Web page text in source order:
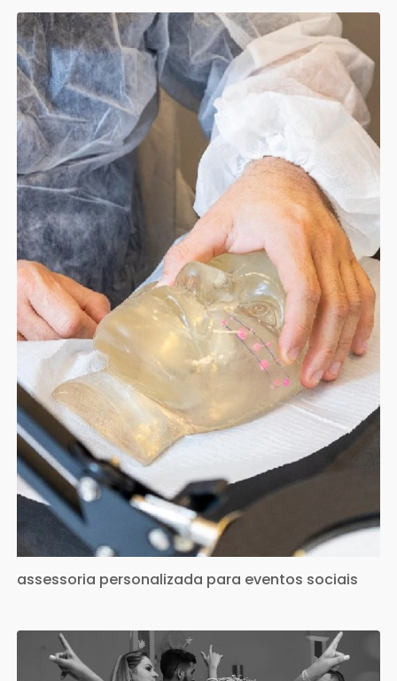
assessoria personalizada para eventos sociais